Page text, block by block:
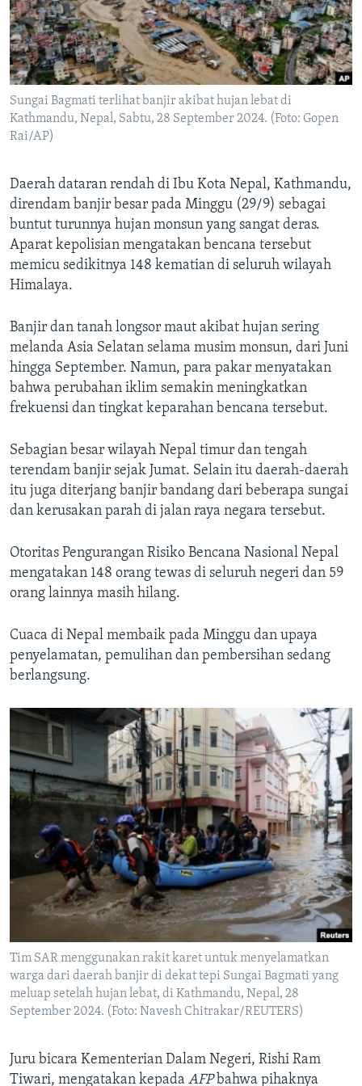
Sungai Bagmati terlihat banjir akibat hujan lebat di
Kathmandu, Nepal, Sabtu, 28 September 2024. (Foto: Gopen
Rai/AP)
Daerah dataran rendah di Ibu Kota Nepal, Kathmandu,
direndam banjir besar pada Minggu (29/9) sebagai
buntut turunnya hujan monsun yang sangat deras.
Aparat kepolisian mengatakan bencana tersebut
memicu sedikitnya 148 kematian di seluruh wilayah
Himalaya.
Banjir dan tanah longsor maut akibat hujan sering
melanda Asia Selatan selama musim monsun, dari Juni
hingga September. Namun, para pakar menyatakan
bahwa perubahan iklim semakin meningkatkan
frekuensi dan tingkat keparahan bencana tersebut.
Sebagian besar wilayah Nepal timur dan tengah
terendam banjir sejak Jumat. Selain itu daerah-daerah
itu juga diterjang banjir bandang dari beberapa sungai
dan kerusakan parah di jalan raya negara tersebut.
Otoritas Pengurangan Risiko Bencana Nasional Nepal
mengatakan 148 orang tewas di seluruh negeri dan 59
orang lainnya masih hilang.
Cuaca di Nepal membaik pada Minggu dan upaya
penyelamatan, pemulihan dan pembersihan sedang
berlangsung.
Tim SAR menggunakan rakit karet untuk menyelamatkan
warga dari daerah banjir di dekat tepi Sungai Bagmati yang
meluap setelah hujan lebat, di Kathmandu, Nepal, 28
September 2024. (Foto: Navesh Chitrakar/REUTERS)
Juru bicara Kementerian Dalam Negeri, Rishi Ram
Tiwari, mengatakan kepada AFPbahwa pihaknya